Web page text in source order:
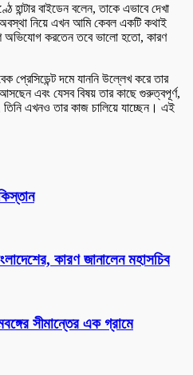
হান্টার বাইডেন বলেন, তাকে এভাবে দেখা
অবস্থা নিয়ে এখন আমি কেবল একটি কথাই
অভিযোগ করতেন তবে ভালো হতো, কারণ
প্রেসিডেন্ট দমে যাননি উল্লেখ করে তার
এবং যেসব বিষয় তার কাছে গুরুত্বপূর্ণ,
তিনি এখনও তার কাজ চালিয়ে যাচ্ছেন। এই
কারণ জানালেন মহাসচিব
সীমান্তের এক গ্রামে